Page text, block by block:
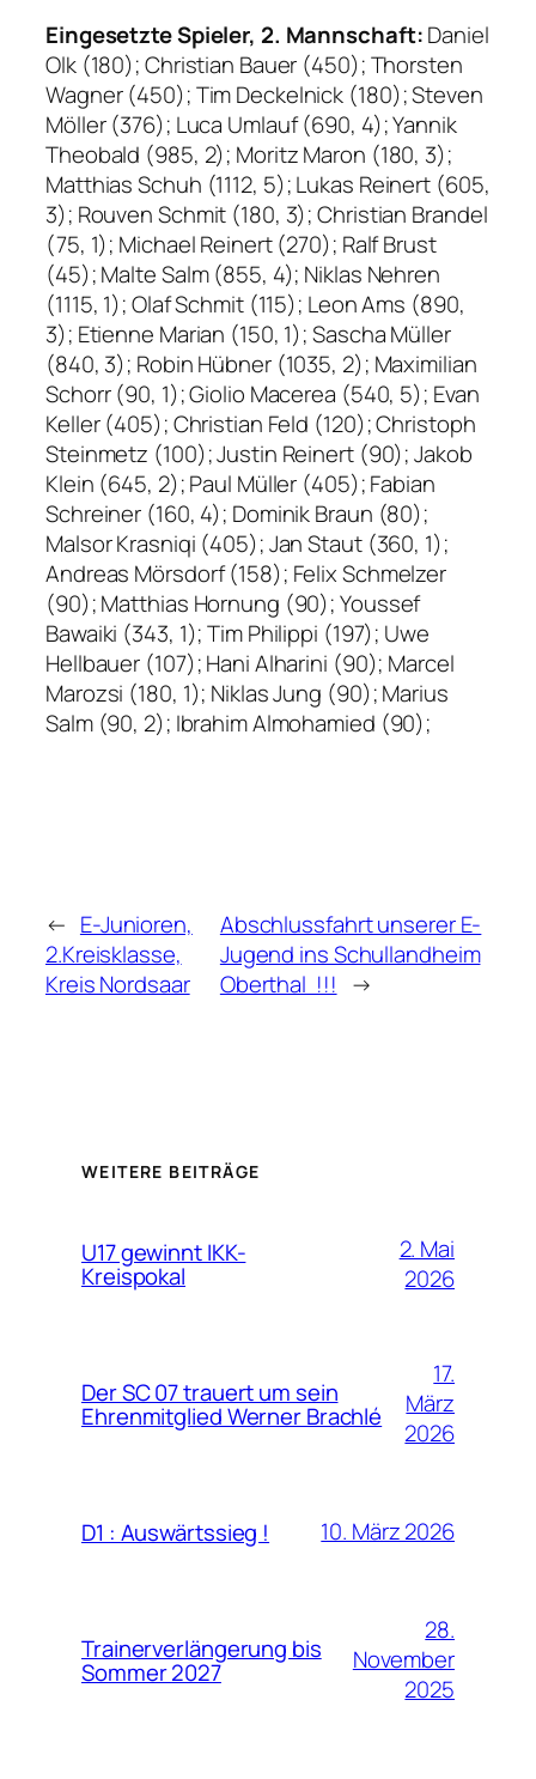
Eingesetzte Spieler, 2. Mannschaft:Daniel
Olk (180); Christian Bauer (450); Thorsten
Wagner (450); Tim Deckelnick (180); Steven
Möller (376); Luca Umlauf (690, 4); Yannik
Theobald (985, 2); Moritz Maron (180, 3);
Matthias Schuh (1112, 5); Lukas Reinert (605,
3); Rouven Schmit (180, 3); Christian Brandel
(75, 1); Michael Reinert (270); Ralf Brust
(45); Malte Salm (855, 4); Niklas Nehren
(1115, 1); Olaf Schmit (115); Leon Ams (890,
3); Etienne Marian (150, 1); Sascha Müller
(840, 3); Robin Hübner (1035, 2); Maximilian
Schorr (90, 1); Giolio Macerea (540, 5); Evan
Keller (405); Christian Feld (120); Christoph
Steinmetz (100); Justin Reinert (90); Jakob
Klein (645, 2); Paul Müller (405); Fabian
Schreiner (160, 4); Dominik Braun (80);
Malsor Krasniqi (405); Jan Staut (360, 1);
Andreas Mörsdorf (158); Felix Schmelzer
(90); Matthias Hornung (90); Youssef
Bawaiki (343, 1); Tim Philippi (197); Uwe
Hellbauer (107); Hani Alharini (90); Marcel
Marozsi (180, 1); Niklas Jung (90); Marius
Salm (90, 2); Ibrahim Almohamied (90);
← E-Junioren,
2.Kreisklasse,
Kreis Nordsaar
Abschlussfahrt unserer E-
Jugend ins Schullandheim
Oberthal !!! →
WEITERE BEITRÄGE
U17 gewinnt IKK-
Kreispokal
2. Mai
2026
Der SC 07 trauert um sein
Ehrenmitglied Werner Brachlé
17.
März
2026
D1 : Auswärtssieg ! 10. März 2026
Trainerverlängerung bis
Sommer 2027
28.
November
2025